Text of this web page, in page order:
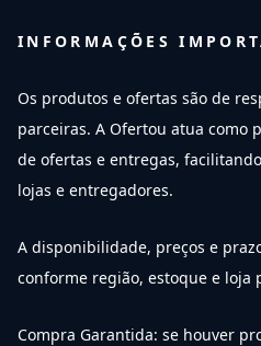
INFORMAÇÕES
Os produtos e ofertas são de
parceiras. A Ofertou atua como
de ofertas e entregas,
lojas e entregadores.
A disponibilidade, preços e
conforme região, estoque e loja
Compra Garantida: se houver